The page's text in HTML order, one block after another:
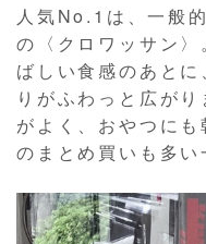
人気No.1は、一般
の〈クロワッサン
ばしい食感のあと
りがふわっと広が
がよく、おやつに
のまとめ買いも多い